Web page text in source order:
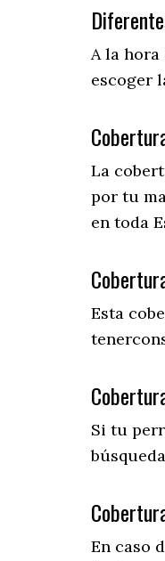
A la
escoger
La
por tu
en toda
Esta
Si tu
En caso